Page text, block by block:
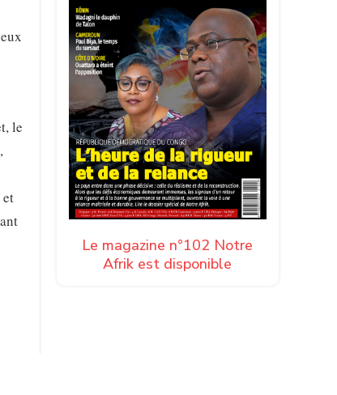
le
Le magazine n°102 Notre
Afrik est disponible